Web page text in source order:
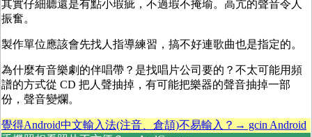
其實仔細聽還是有點小瑕疵，不過瑕不掩瑜。高亢的聲音令人
振奮。
製作單位應該會先找人指導練習，搞不好連歌曲也是指定的。
為什麼有音樂劇的伴唱帶？是找唱片公司要的？不太可能用頻
譜的方式從 CD 把人聲抽掉，有可能把樂器的聲音抽掉一部
份，聲音變爛。
覺得Android中文輸入法(注音、倉頡)不易輸入？→ gcin Android